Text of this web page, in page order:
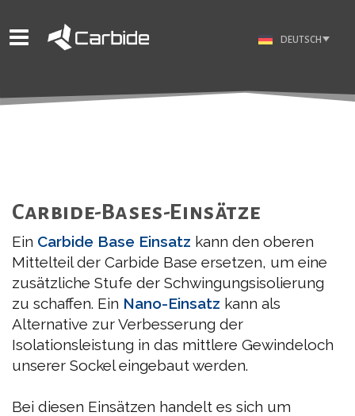
DEUTSCH
Carbide-Bases-Einsätze
Ein Carbide Base Einsatz kann den oberen
Mittelteil der Carbide Base ersetzen, um eine
zusätzliche Stufe der Schwingungsisolierung
zu schaffen. Ein Nano-Einsatz kann als
Alternative zur Verbesserung der
Isolationsleistung in das mittlere Gewindeloch
unserer Sockel eingebaut werden.
Bei diesen Einsätzen handelt es sich um